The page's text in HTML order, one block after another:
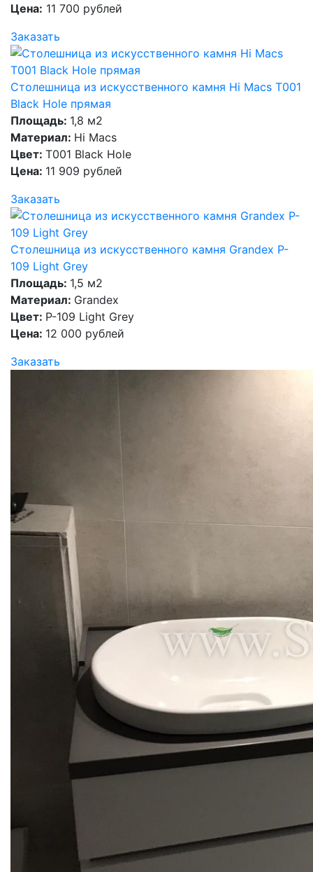
Цена: 11 700 рублей
Заказать
Столешница из искусственного камня Hi Macs T001
Black Hole прямая
Площадь: 1,8 м2
Материал: Hi Macs
Цвет: T001 Black Hole
Цена: 11 909 рублей
Заказать
Столешница из искусственного камня Grandex P-
109 Light Grey
Площадь: 1,5 м2
Материал: Grandex
Цвет: P-109 Light Grey
Цена: 12 000 рублей
Заказать